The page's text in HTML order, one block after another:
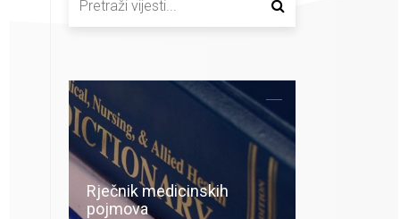
Rječnik medicinskih
pojmova